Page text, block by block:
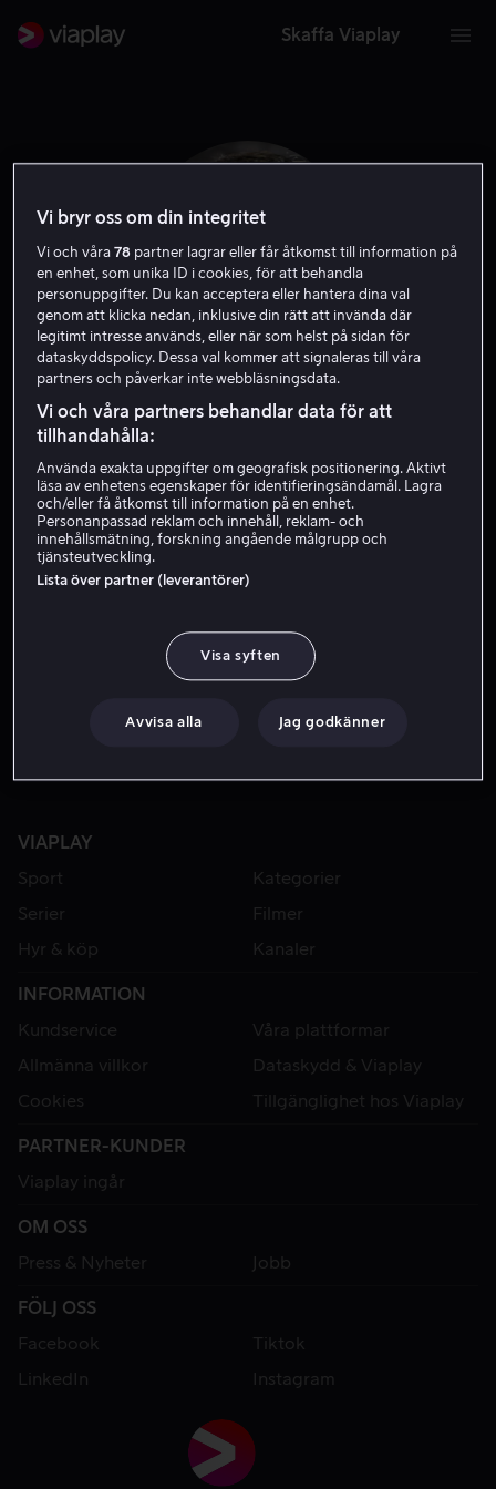
Skaffa Viaplay
Lex Lang
VIAPLAY
Sport
Kategorier
Serier
Filmer
Hyr & köp
Kanaler
INFORMATION
Kundservice
Våra plattformar
Allmänna villkor
Dataskydd & Viaplay
Cookies
Tillgänglighet hos Viaplay
PARTNER-KUNDER
Viaplay ingår
OM OSS
Press & Nyheter
Jobb
FÖLJ OSS
Facebook
Tiktok
LinkedIn
Instagram
Vi bryr oss om din integritet
Vi och våra78 partner lagrar eller får åtkomst till information på
en enhet, som unika ID i cookies, för att behandla
personuppgifter. Du kan acceptera eller hantera dina val
genom att klicka nedan, inklusive din rätt att invända där
legitimt intresse används, eller när som helst på sidan för
dataskyddspolicy. Dessa val kommer att signaleras till våra
partners och påverkar inte webbläsningsdata.
Vi och våra partners behandlar data för att
tillhandahålla:
Använda exakta uppgifter om geografisk positionering. Aktivt
läsa av enhetens egenskaper för identifieringsändamål. Lagra
och/eller få åtkomst till information på en enhet.
Personanpassad reklam och innehåll, reklam- och
innehållsmätning, forskning angående målgrupp och
tjänsteutveckling.
Lista över partner (leverantörer)
Visa syften
Avvisa alla Jag godkänner